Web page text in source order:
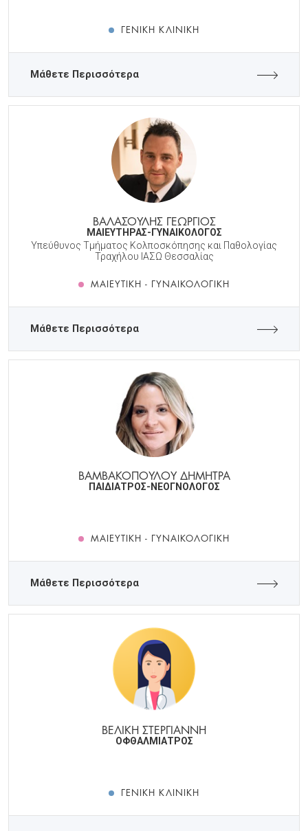
ΓΕΝΙΚΉ ΚΛΙΝΙΚΉ
Μάθετε Περισσότερα
ΒΑΛΑΣΟΥΛΗΣ ΓΕΩΡΓΙΟΣ
ΜΑΙΕΥΤΗΡΑΣ-ΓΥΝΑΙΚΟΛΟΓΟΣ
Υπεύθυνος Τμήματος Κολποσκόπησης και Παθολογίας
Τραχήλου ΙΑΣΩ Θεσσαλίας
ΜΑΙΕΥΤΙΚΉ - ΓΥΝΑΙΚΟΛΟΓΙΚΉ
Μάθετε Περισσότερα
ΒΑΜΒΑΚΟΠΟΥΛΟΥ ΔΗΜΗΤΡΑ
ΠΑΙΔΙΑΤΡΟΣ-ΝΕΟΓΝΟΛΟΓΟΣ
ΜΑΙΕΥΤΙΚΉ - ΓΥΝΑΙΚΟΛΟΓΙΚΉ
Μάθετε Περισσότερα
ΒΕΛΙΚΗ ΣΤΕΡΓΙΑΝΝΗ
ΟΦΘΑΛΜΙΑΤΡΟΣ
ΓΕΝΙΚΉ ΚΛΙΝΙΚΉ